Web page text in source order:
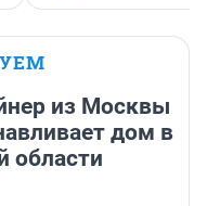
из Москвы
дом в
области